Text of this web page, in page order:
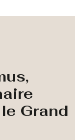
Grand